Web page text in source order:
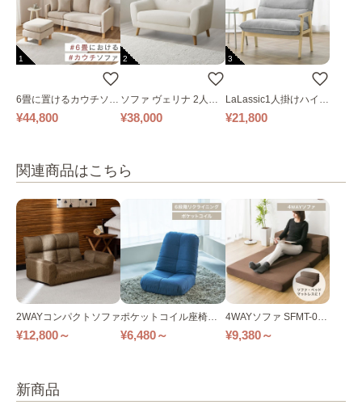
1
6畳に置けるカウチソフ
ァ｜ベージュ
¥44,800
2
ソファ ヴェリナ 2人掛
け
¥38,000
3
LaLassic1人掛けハイバ
ックソファ ワイド
¥21,800
関連商品はこちら
2WAYコンパクトソファ
¥12,800～
ポケットコイル座椅子
全3色
¥6,480～
4WAYソファ SFMT-04
全2色
¥9,380～
新商品